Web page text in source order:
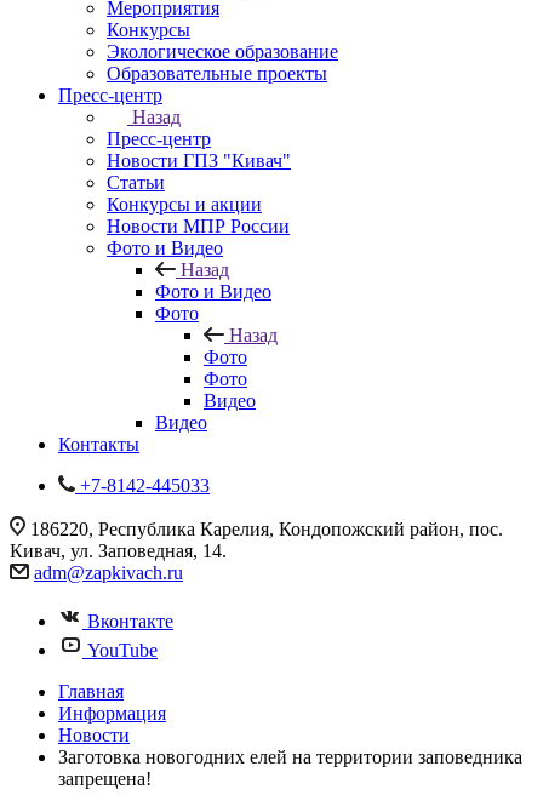
Мероприятия
Конкурсы
Экологическое образование
Образовательные проекты
Пресс-центр
Назад
Пресс-центр
Новости ГПЗ "Кивач"
Статьи
Конкурсы и акции
Новости МПР России
Фото и Видео
Назад
Фото и Видео
Фото
Назад
Фото
Фото
Видео
Видео
Контакты
+7-8142-445033
186220, Республика Карелия, Кондопожский район, пос.
Кивач, ул. Заповедная, 14.
adm@zapkivach.ru
Вконтакте
YouTube
Главная
Информация
Новости
Заготовка новогодних елей на территории заповедника
запрещена!